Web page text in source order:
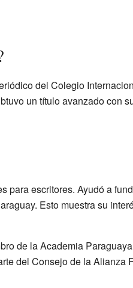
del Colegio
un título avanzado con
para escritores. Ayudó a
Esto muestra su
de la Academia
del Consejo de la Alianza